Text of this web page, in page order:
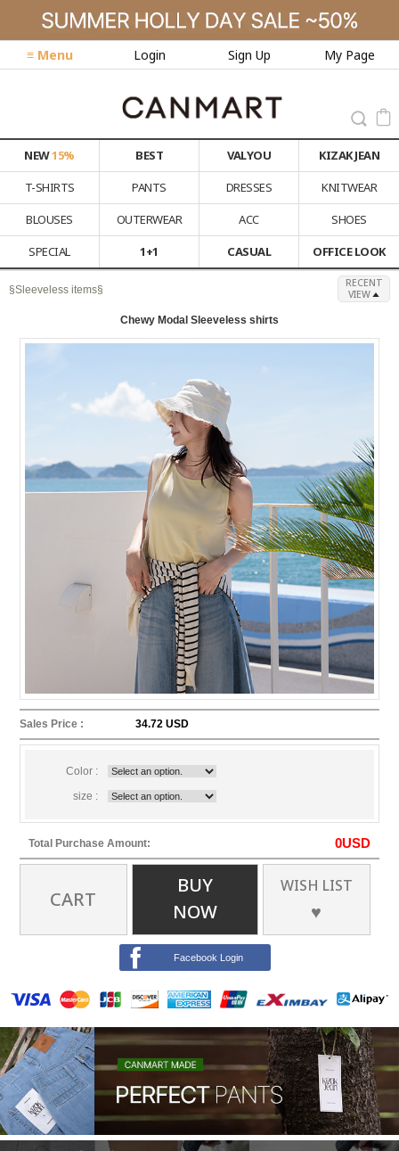
≡ Menu Login Sign Up My Page
NEW15% BEST VALYOU
KIZAK JEAN
T-SHIRTS
PANTS DRESSES
KNITWEAR
BLOUSES
OUTERWEAR ACC
SHOES
SPECIAL
1+1 CASUAL OFFICE LOOK
§Sleeveless items§
RECENT
VIEW
Chewy Modal Sleeveless shirts
Sales Price : 34.72 USD
Color :
size :
Total Purchase Amount: 0USD
CART
BUY
NOW
WISH LIST
♥
Facebook Login